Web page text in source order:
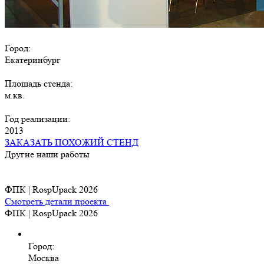
Город:
Екатеринбург
Площадь стенда:
м.кв.
Год реализации:
2013
ЗАКАЗАТЬ ПОХОЖИЙ СТЕНД
Другие наши работы
ФПК | RospUpack 2026
Смотреть детали проекта
ФПК | RospUpack 2026
Город:
Москва